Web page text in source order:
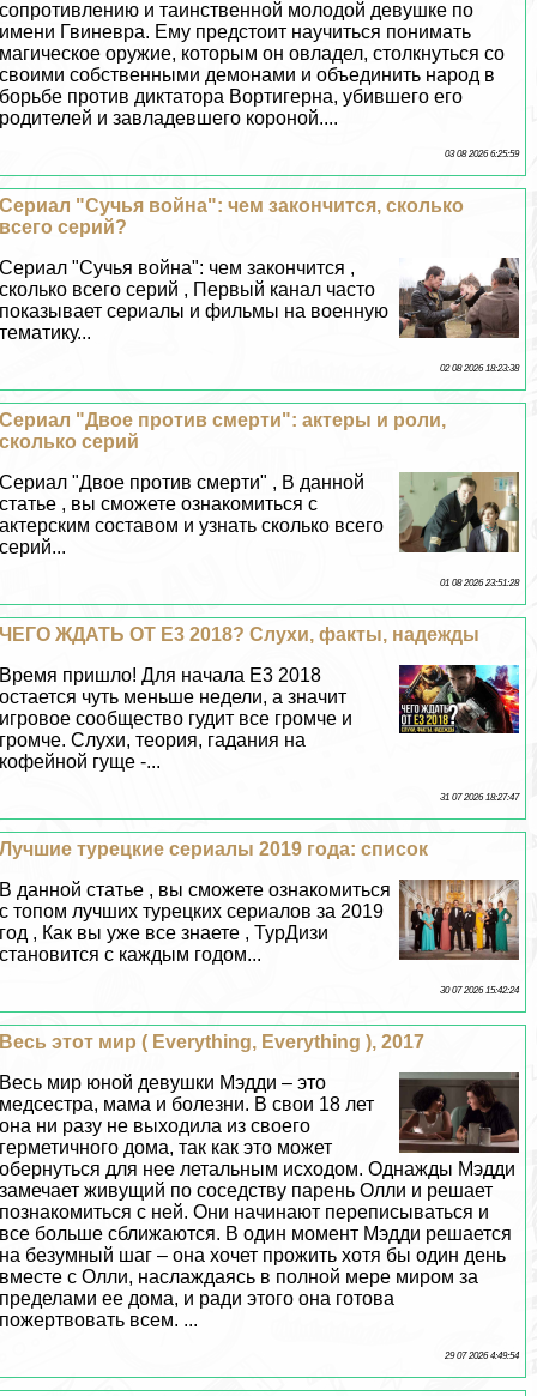
сопротивлению и таинственной молодой дeвyшке по
имени Гвиневра. Ему предстоит научиться понимать
магическое оружие, которым он овладел, столкнуться со
своими собственными демонами и объединить народ в
борьбе против диктатора Вортигерна, убившего его
родителей и завладевшего короной....
03 08 2026 6:25:59
Сериал "Сучья война": чем закончится, сколько
всего серий?
Сериал "Сучья война": чем закончится ,
сколько всего серий , Первый канал часто
показывает сериалы и фильмы на военную
тематику...
02 08 2026 18:23:38
Сериал "Двое против cмepти": актеры и роли,
сколько серий
Сериал "Двое против cмepти" , В данной
статье , вы сможете ознакомиться с
актерским составом и узнать сколько всего
серий...
01 08 2026 23:51:28
ЧЕГО ЖДАТЬ ОТ Е3 2018? Слухи, факты, надежды
Время пришло! Для начала Е3 2018
остается чуть меньше недели, а значит
игровое сообщество гудит все громче и
громче. Слухи, теория, гадания на
кофейной гуще -...
31 07 2026 18:27:47
Лучшие турецкие сериалы 2019 года: список
В данной статье , вы сможете ознакомиться
с топом лучших турецких сериалов за 2019
год , Как вы уже все знаете , ТурДизи
становится с каждым годом...
30 07 2026 15:42:24
Весь этот мир ( Everything, Everything ), 2017
Весь мир юной дeвyшки Мэдди – это
медсестра, мама и болезни. В свои 18 лет
она ни разу не выходила из своего
герметичного дома, так как это может
обернуться для нее летальным исходом. Однажды Мэдди
замечает живущий по соседству парень Олли и решает
познакомиться с ней. Они начинают переписываться и
все больше сближаются. В один момент Мэдди решается
на безумный шаг – она хочет прожить хотя бы один день
вместе с Олли, наслаждаясь в полной мере миром за
пределами ее дома, и ради этого она готова
пожертвовать всем. ...
29 07 2026 4:49:54